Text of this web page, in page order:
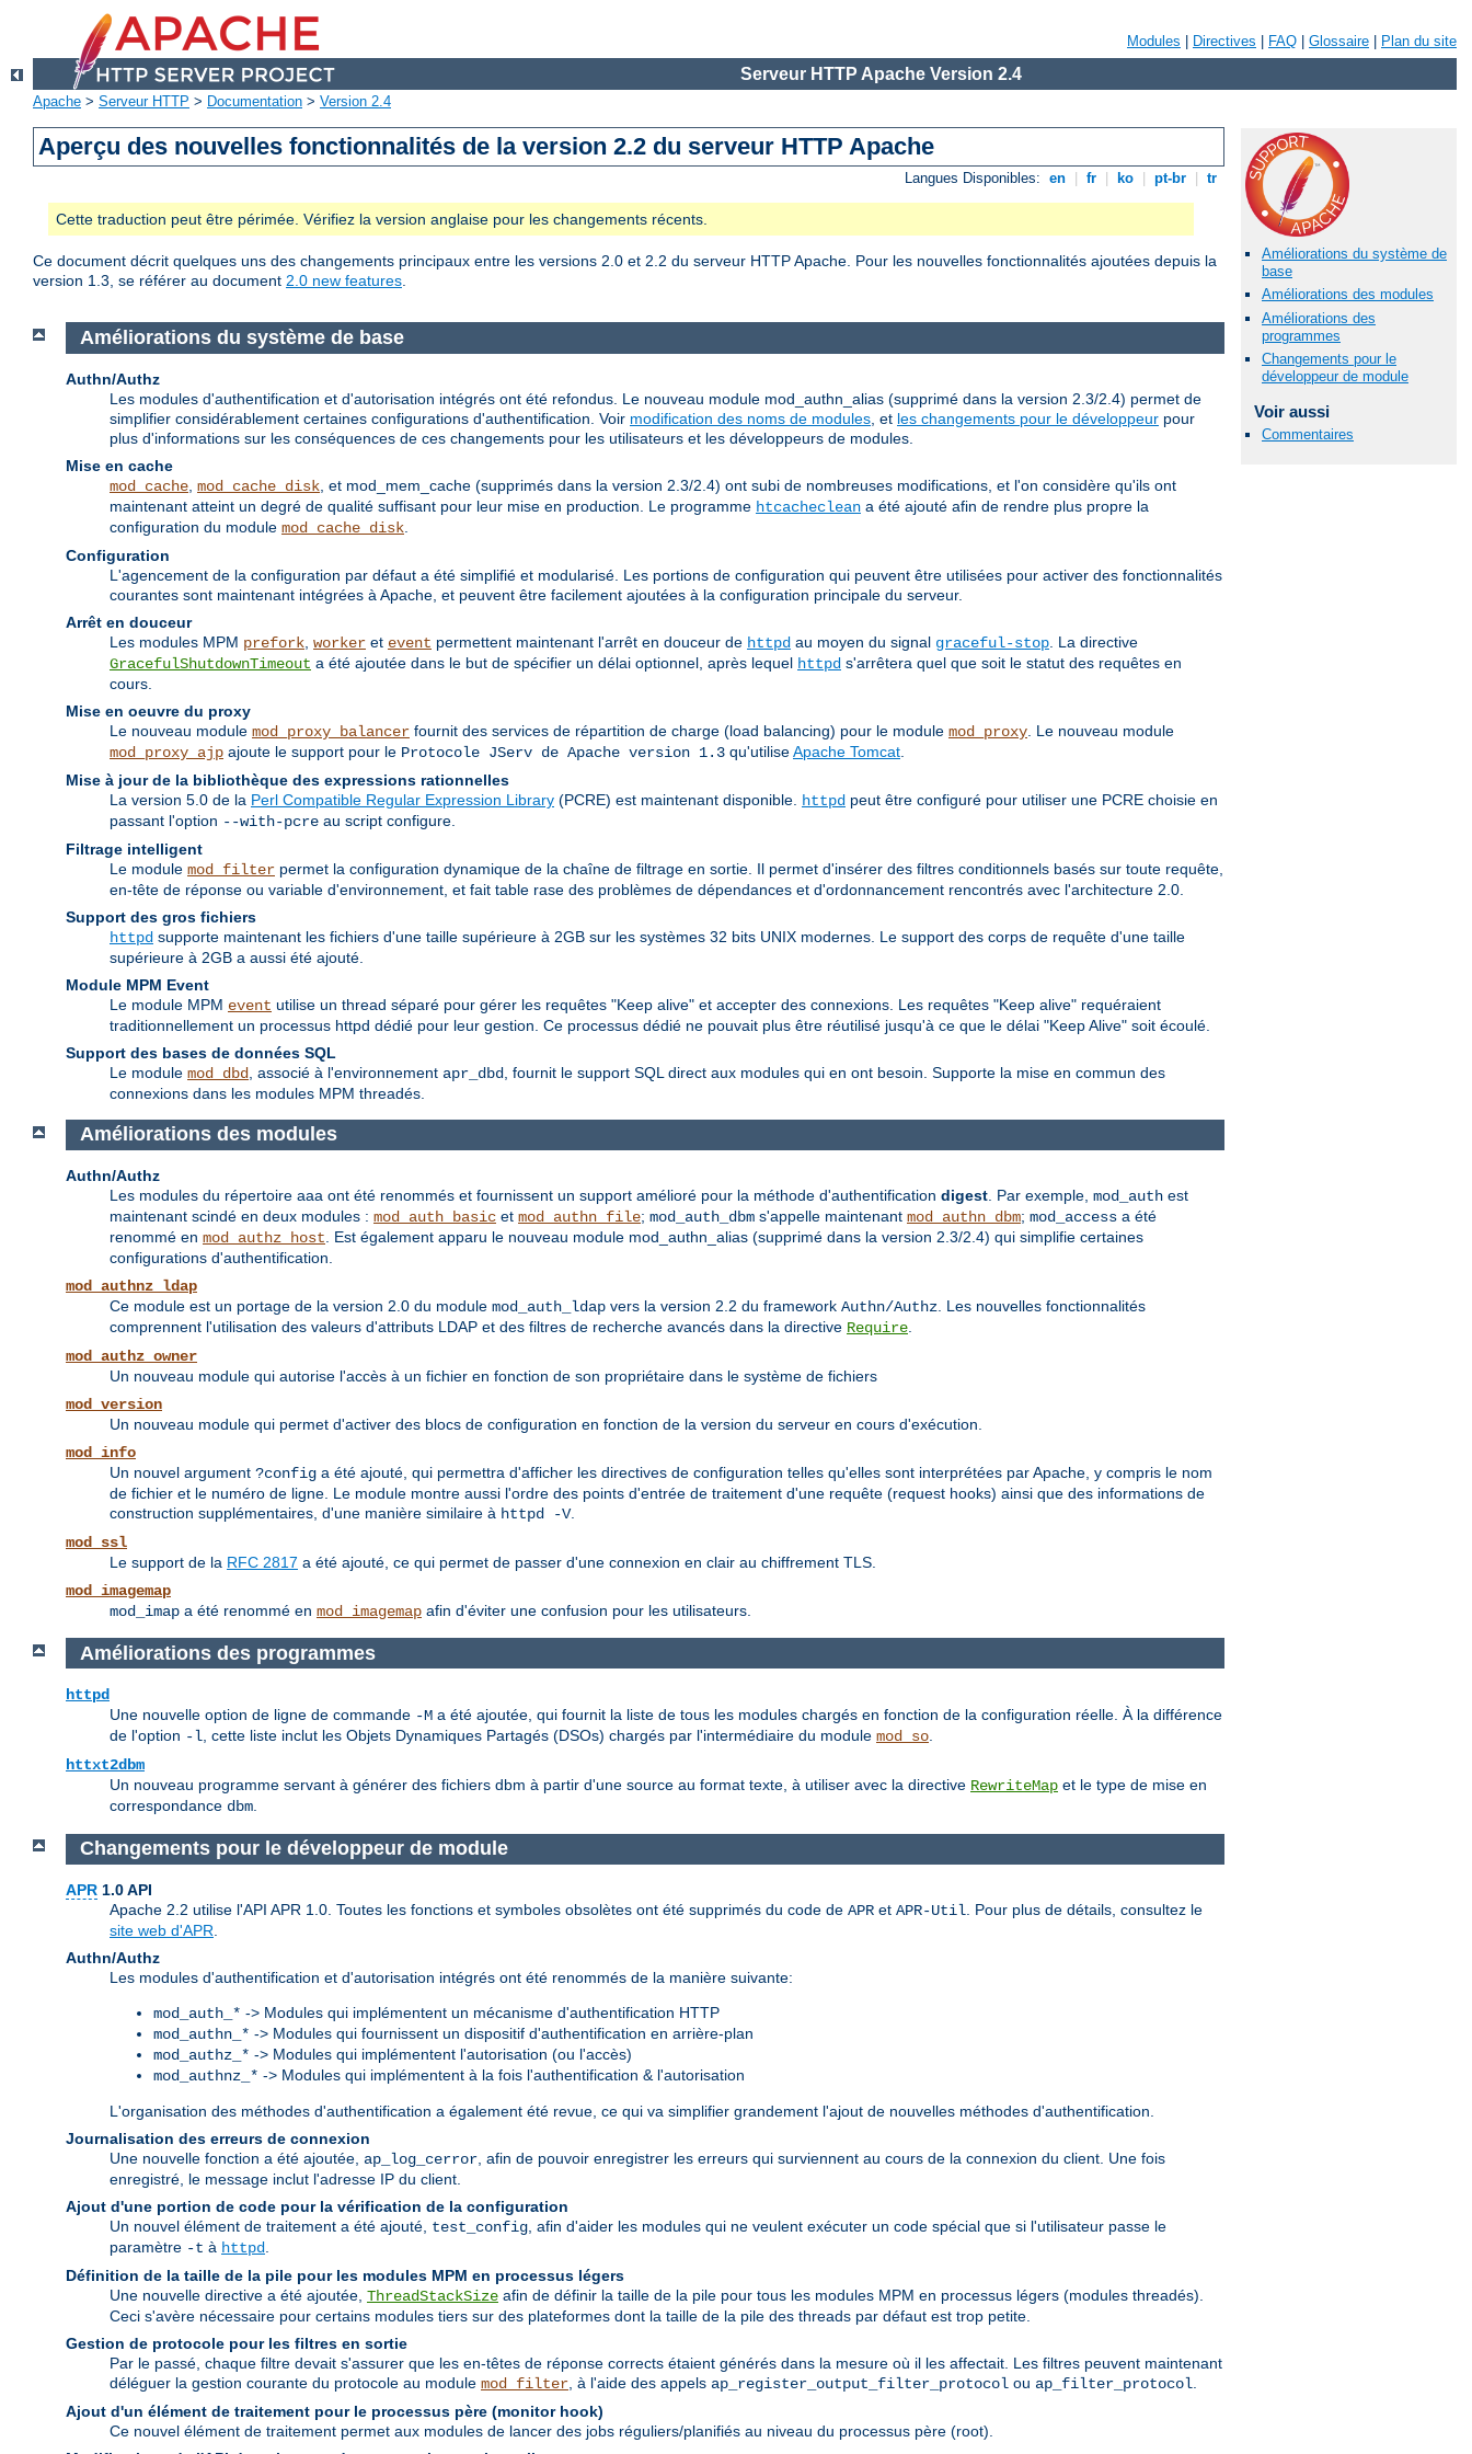
Modules Directives FAQ Glossaire Plan du site
Serveur HTTP Apache Version 2.4
Apache > Serveur HTTP > Documentation > Version 2.4
Aperçu des nouvelles fonctionnalités de la version 2.2 du serveur HTTP Apache
Langues Disponibles: en fr ko pt-br tr
Cette traduction peut être périmée. Vérifiez la version anglaise pour les changements récents.
Ce document décrit quelques uns des changements principaux entre les versions 2.0 et 2.2 du serveur HTTP Apache. Pour les nouvelles fonctionnalités ajoutées depuis la
version 1.3, se référer au document 2.0 new features.
Améliorations du système de
base
Améliorations des modules
Améliorations des
programmes
Changements pour le
développeur de module
Voir aussi
Commentaires
Améliorations du système de base
Authn/Authz
Les modules d'authentification et d'autorisation intégrés ont été refondus. Le nouveau module mod_authn_alias (supprimé dans la version 2.3/2.4) permet de
simplifier considérablement certaines configurations d'authentification. Voir modification des noms de modules , et les changements pour le développeur pour
plus d'informations sur les conséquences de ces changements pour les utilisateurs et les développeurs de modules.
Mise en cache
mod_cache mod_cache_disk , et mod_mem_cache (supprimés dans la version 2.3/2.4) ont subi de nombreuses modifications, et l'on considère qu'ils ont
maintenant atteint un degré de qualité suffisant pour leur mise en production. Le programme htcacheclean a été ajouté afin de rendre plus propre la
configuration du module mod_cache_disk
Configuration
L'agencement de la configuration par défaut a été simplifié et modularisé. Les portions de configuration qui peuvent être utilisées pour activer des fonctionnalités
courantes sont maintenant intégrées à Apache, et peuvent être facilement ajoutées à la configuration principale du serveur.
Arrêt en douceur
Les modules MPM prefork worker et event permettent maintenant l'arrêt en douceur de httpd au moyen du signal graceful-stop . La directive
GracefulShutdownTimeout a été ajoutée dans le but de spécifier un délai optionnel, après lequel httpd s'arrêtera quel que soit le statut des requêtes en
cours.
Mise en oeuvre du proxy
Le nouveau module mod_proxy_balancer fournit des services de répartition de charge (load balancing) pour le module mod_proxy . Le nouveau module
mod_proxy_ajp ajoute le support pour le Protocole JServ de Apache version 1.3 qu'utiliseApache Tomcat
Mise à jour de la bibliothèque des expressions rationnelles
La version 5.0 de la Perl Compatible Regular Expression Library (PCRE) est maintenant disponible. httpd peut être configuré pour utiliser une PCRE choisie en
passant l'option --with-pcre au script configure.
Filtrage intelligent
Le module mod_filter permet la configuration dynamique de la chaîne de filtrage en sortie. Il permet d'insérer des filtres conditionnels basés sur toute requête,
en-tête de réponse ou variable d'environnement, et fait table rase des problèmes de dépendances et d'ordonnancement rencontrés avec l'architecture 2.0.
Support des gros fichiers
httpd supporte maintenant les fichiers d'une taille supérieure à 2GB sur les systèmes 32 bits UNIX modernes. Le support des corps de requête d'une taille
supérieure à 2GB a aussi été ajouté.
Module MPM Event
Le module MPM event utilise un thread séparé pour gérer les requêtes "Keep alive" et accepter des connexions. Les requêtes "Keep alive" requéraient
traditionnellement un processus httpd dédié pour leur gestion. Ce processus dédié ne pouvait plus être réutilisé jusqu'à ce que le délai "Keep Alive" soit écoulé.
Support des bases de données SQL
Le module mod_dbd , associé à l'environnement apr_dbd
, fournit le support SQL direct aux modules qui en ont besoin. Supporte la mise en commun des
connexions dans les modules MPM threadés.
Améliorations des modules
Authn/Authz
Les modules du répertoire aaa ont été renommés et fournissent un support amélioré pour la méthode d'authentification digest . Par exemple, mod_auth est
maintenant scindé en deux modules : mod_auth_basic et mod_authn_file; mod_auth_dbm s'appelle maintenant mod_authn_dbm; mod_access a été
renommé en mod_authz_host . Est également apparu le nouveau module mod_authn_alias (supprimé dans la version 2.3/2.4) qui simplifie certaines
configurations d'authentification.
mod_authnz_ldap
Ce module est un portage de la version 2.0 du module mod_auth_ldap vers la version 2.2 du framework Authn/Authz . Les nouvelles fonctionnalités
comprennent l'utilisation des valeurs d'attributs LDAP et des filtres de recherche avancés dans la directive Require
mod_authz_owner
Un nouveau module qui autorise l'accès à un fichier en fonction de son propriétaire dans le système de fichiers
mod_version
Un nouveau module qui permet d'activer des blocs de configuration en fonction de la version du serveur en cours d'exécution.
mod_info
Un nouvel argument ?config a été ajouté, qui permettra d'afficher les directives de configuration telles qu'elles sont interprétées par Apache, y compris le nom
de fichier et le numéro de ligne. Le module montre aussi l'ordre des points d'entrée de traitement d'une requête (request hooks) ainsi que des informations de
construction supplémentaires, d'une manière similaire à httpd -V.
mod_ssl
Le support de la RFC 2817 a été ajouté, ce qui permet de passer d'une connexion en clair au chiffrement TLS.
mod_imagemap
mod_imap a été renommé en mod_imagemap afin d'éviter une confusion pour les utilisateurs.
Améliorations des programmes
httpd
Une nouvelle option de ligne de commande -M a été ajoutée, qui fournit la liste de tous les modules chargés en fonction de la configuration réelle. À la différence
de l'option -l, cette liste inclut les Objets Dynamiques Partagés (DSOs) chargés par l'intermédiaire du module mod_so.
httxt2dbm
Un nouveau programme servant à générer des fichiers dbm à partir d'une source au format texte, à utiliser avec la directive RewriteMap et le type de mise en
correspondance dbm.
Changements pour le développeur de module
APR 1.0 API
Apache 2.2 utilise l'API APR 1.0. Toutes les fonctions et symboles obsolètes ont été supprimés du code de APR et APR-Util . Pour plus de détails, consultez le
site web d'APR
Authn/Authz
Les modules d'authentification et d'autorisation intégrés ont été renommés de la manière suivante:
mod_auth_* -> Modules qui implémentent un mécanisme d'authentification HTTP
mod_authn_* -> Modules qui fournissent un dispositif d'authentification en arrière-plan
mod_authz_* -> Modules qui implémentent l'autorisation (ou l'accès)
mod_authnz_* -> Modules qui implémentent à la fois l'authentification & l'autorisation
L'organisation des méthodes d'authentification a également été revue, ce qui va simplifier grandement l'ajout de nouvelles méthodes d'authentification.
Journalisation des erreurs de connexion
Une nouvelle fonction a été ajoutée, ap_log_cerror , afin de pouvoir enregistrer les erreurs qui surviennent au cours de la connexion du client. Une fois
enregistré, le message inclut l'adresse IP du client.
Ajout d'une portion de code pour la vérification de la configuration
Un nouvel élément de traitement a été ajouté, test_config , afin d'aider les modules qui ne veulent exécuter un code spécial que si l'utilisateur passe le
paramètre -t à httpd
Définition de la taille de la pile pour les modules MPM en processus légers
Une nouvelle directive a été ajoutée, ThreadStackSize afin de définir la taille de la pile pour tous les modules MPM en processus légers (modules threadés).
Ceci s'avère nécessaire pour certains modules tiers sur des plateformes dont la taille de la pile des threads par défaut est trop petite.
Gestion de protocole pour les filtres en sortie
Par le passé, chaque filtre devait s'assurer que les en-têtes de réponse corrects étaient générés dans la mesure où il les affectait. Les filtres peuvent maintenant
déléguer la gestion courante du protocole au module mod_filter , à l'aide des appels ap_register_output_filter_protocol ou ap_filter_protocol
Ajout d'un élément de traitement pour le processus père (monitor hook)
Ce nouvel élément de traitement permet aux modules de lancer des jobs réguliers/planifiés au niveau du processus père (root).